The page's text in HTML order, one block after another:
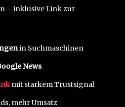
– inklusive Link zur
in Suchmaschinen
News
mit starkem Trustsignal
mehr Umsatz